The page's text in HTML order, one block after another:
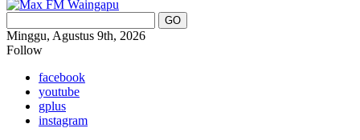
Minggu, Agustus 9th, 2026
Follow
facebook
youtube
gplus
instagram